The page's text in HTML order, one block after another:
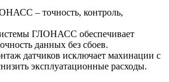
– точность, контроль,
ГЛОНАСС обеспечивает
данных без сбоев.
датчиков исключает махинации с
эксплуатационные расходы.